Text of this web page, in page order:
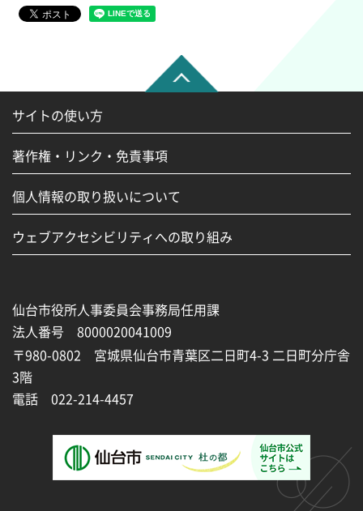
サイトの使い方
著作権・リンク・免責事項
個人情報の取り扱いについて
ウェブアクセシビリティへの取り組み
仙台市役所人事委員会事務局任用課
法人番号 8000020041009
〒980-0802 宮城県仙台市青葉区二日町4-3 二日町分庁舎
3階
電話 022-214-4457